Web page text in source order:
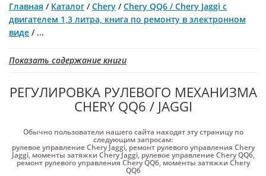
Главная / Каталог /Chery /Chery QQ6 / Chery Jaggi c
двигателем 1,3 литра, книга по ремонту в электронном
виде / ...
Показать содержание книги
РЕГУЛИРОВКА РУЛЕВОГО МЕХАНИЗМА
CHERY QQ6 / JAGGI
Обычно пользователи нашего сайта находят эту страницу по
следующим запросам:
рулевое управление Chery Jaggi, ремонт рулевого управления Chery
Jaggi, моменты затяжки Chery Jaggi, рулевое управление Chery QQ6,
ремонт рулевого управления Chery QQ6, моменты затяжки Chery
QQ6